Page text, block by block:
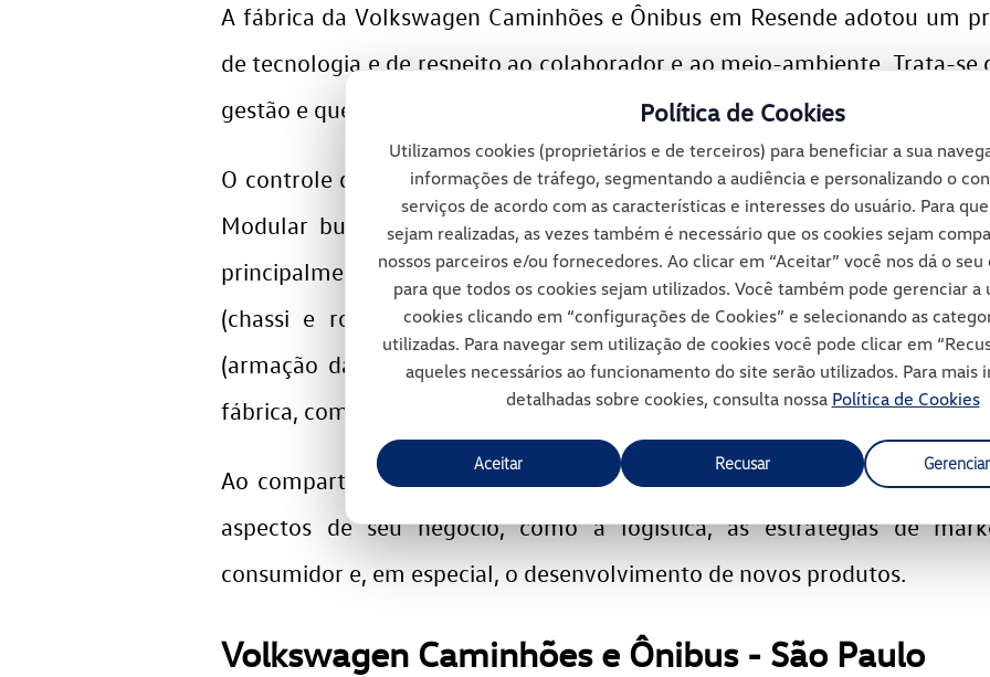
Política de Cookies
Utilizamos cookies (proprietários e de terceiros) para beneficiar a sua
informações de tráfego, segmentando a audiência e personalizando o
serviços de acordo com as características e interesses do usuário. Para que
sejam realizadas, as vezes também é necessário que os cookies sejam
nossos parceiros e/ou fornecedores. Ao clicar em “Aceitar” você nos dá o
para que todos os cookies sejam utilizados. Você também pode gerenciar a
cookies clicando em “configurações de Cookies” e selecionando as
utilizadas. Para navegar sem utilização de cookies você pode clicar em
aqueles necessários ao funcionamento do site serão utilizados. Para mais
detalhadas sobre cookies, consulta nossa Política de Cookies
Aceitar Recusar
A fábrica da Volkswagen Caminhões e Ônibus em Resende adotou um
de tecnologia e de respeito ao colaborador e ao meio-ambiente. Trata-
gestão e que, ao longo dos anos provou ser um sucesso: o formato de
O controle de qualidade do produto é de total responsabilidade da
Modular busca redução nos custos de produção, investimento,
principalmente, agilidade na produção de veículos diferenciados. As
(chassi e rodas), Meritor (eixos), Suspensys (suspensões
(armação da cabine), Powertrain (motor), Kroschu (acabamento da
fábrica, compartilham com a VWCO toda a infraestrutura.
Ao compartilhar a produção com os parceiros, a empresa consegue se
aspectos de seu negócio, como a logística, as estratégias de
consumidor e, em especial, o desenvolvimento de novos produtos.
Volkswagen Caminhões e Ônibus - São Paulo